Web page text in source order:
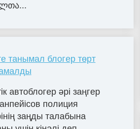
танымал блогер төрт
автоблогер әрі заңгер
полиция
заңды талабына